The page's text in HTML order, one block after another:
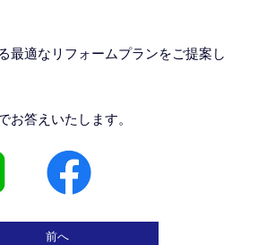
最適なリフォームプランをご提案し
お答えいたします。
前へ